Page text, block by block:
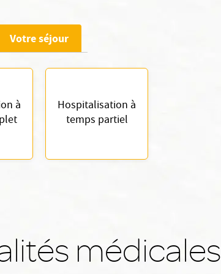
Votre séjour
à
Hospitalisation à
temps partiel
médicales